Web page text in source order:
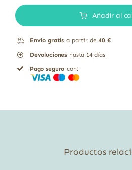
150
Añadir al
Envío gratis a partir de40 €
Devoluciones hasta 14 días
Pago seguro con:
Productos